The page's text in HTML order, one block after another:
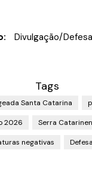
Divulgação/
Tags
Santa Catarina
2026 Serra
negativas